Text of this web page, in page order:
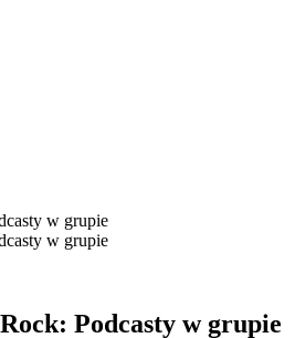
w grupie
w grupie
Podcasty w grupie